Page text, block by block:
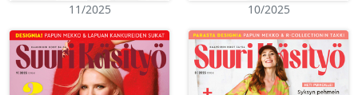
11/2025 10/2025